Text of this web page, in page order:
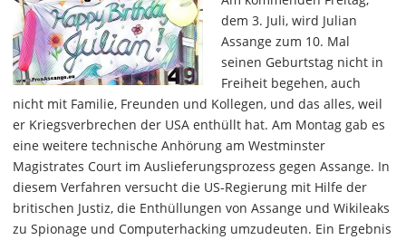
dem 3. Juli, wird Julian
Assange zum 10. Mal
seinen Geburtstag nicht in
Freiheit begehen, auch
nicht mit Familie, Freunden und Kollegen, und das alles, weil
er Kriegsverbrechen der USA enthüllt hat. Am Montag gab es
eine weitere technische Anhörung am Westminster
Magistrates Court im Auslieferungsprozess gegen Assange. In
diesem Verfahren versucht die US-Regierung mit Hilfe der
britischen Justiz, die Enthüllungen von Assange und Wikileaks
zu Spionage und Computerhacking umzudeuten. Ein Ergebnis